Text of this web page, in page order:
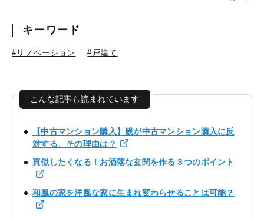
キーワード
#リノベーション #戸建て
こんな記事も読まれています
【中古マンション購入】親が中古マンション購入に反
対する、その理由は？
真似したくなる！お洒落な玄関を作る３つのポイント
和風の家を洋風な家に生まれ変わらせることは可能？